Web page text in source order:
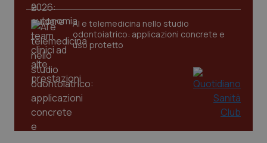
AI e telemedicina nello studio
odontoiatrico: applicazioni concrete e
uso protetto
CookieScriptConsent
CookieScript
www.quotidianosanita.it